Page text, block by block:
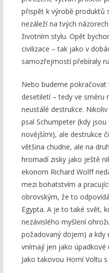
přispět k výrobě produktů
nezáleží na tvých
životním stylu. Opět
civilizace – tak jako v
samozřejmostí přebíraly
Nebo budeme pokračovat
desetiletí – tedy ve směru
neustálé destrukce.
psal Schumpeter (kdy
novějšími), ale destrukce
většina chudne, ale na
hromadí zisky jako ještě
ekonom Richard Wolff
mezi bohatstvím a
obrovským, že to
Egypta. A je to také svět,
nezávislého myšlení
požadovaný dojem) a kdy
vnímají jen jako úpadkové
Jako takovou Horní Voltu